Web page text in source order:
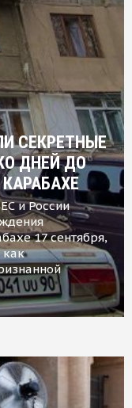
СЕКРЕТНЫЕ
ДНЕЙ ДО
и России
17 сентября,
как